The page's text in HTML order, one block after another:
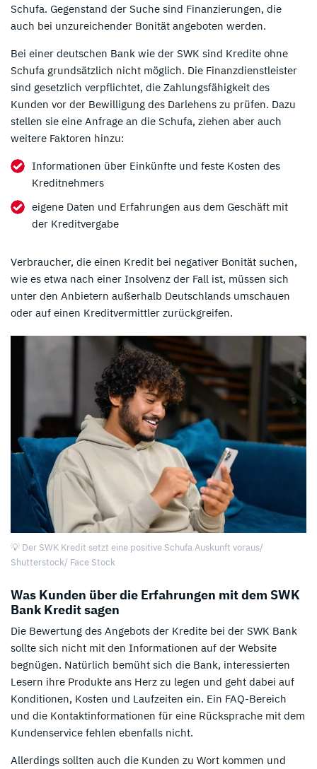
Schufa. Gegenstand der Suche sind Finanzierungen, die
auch bei unzureichender Bonität angeboten werden.
Bei einer deutschen Bank wie der SWK sind Kredite ohne
Schufa grundsätzlich nicht möglich. Die Finanzdienstleister
sind gesetzlich verpflichtet, die Zahlungsfähigkeit des
Kunden vor der Bewilligung des Darlehens zu prüfen. Dazu
stellen sie eine Anfrage an die Schufa, ziehen aber auch
weitere Faktoren hinzu:
Informationen über Einkünfte und feste Kosten des
Kreditnehmers
eigene Daten und Erfahrungen aus dem Geschäft mit
der Kreditvergabe
Verbraucher, die einen Kredit bei negativer Bonität suchen,
wie es etwa nach einer Insolvenz der Fall ist, müssen sich
unter den Anbietern außerhalb Deutschlands umschauen
oder auf einen Kreditvermittler zurückgreifen.
💡 Der SWK Kredit setzt eine positive Schufa Auskunft voraus/
Shutterstock/ Face Stock
Was Kunden über die Erfahrungen mit dem SWK
Bank Kredit sagen
Die Bewertung des Angebots der Kredite bei der SWK Bank
sollte sich nicht mit den Informationen auf der Website
begnügen. Natürlich bemüht sich die Bank, interessierten
Lesern ihre Produkte ans Herz zu legen und geht dabei auf
Konditionen, Kosten und Laufzeiten ein. Ein FAQ-Bereich
und die Kontaktinformationen für eine Rücksprache mit dem
Kundenservice fehlen ebenfalls nicht.
Allerdings sollten auch die Kunden zu Wort kommen und